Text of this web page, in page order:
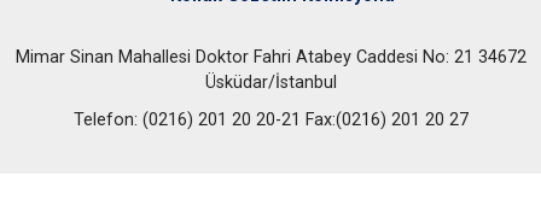
Mimar Sinan Mahallesi Doktor Fahri Atabey Caddesi No: 21 34672
Üsküdar/İstanbul
Telefon: (0216) 201 20 20-21 Fax:(0216) 201 20 27